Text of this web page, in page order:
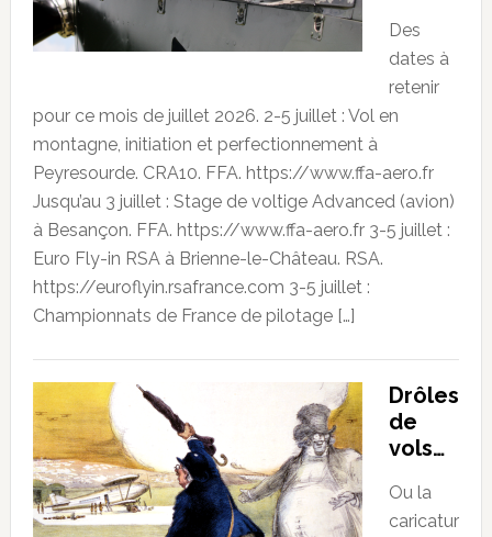
Des
dates à
retenir
pour ce mois de juillet 2026. 2-5 juillet : Vol en
montagne, initiation et perfectionnement à
Peyresourde. CRA10. FFA. https://www.ffa-aero.fr
Jusqu’au 3 juillet : Stage de voltige Advanced (avion)
à Besançon. FFA. https://www.ffa-aero.fr 3-5 juillet :
Euro Fly-in RSA à Brienne-le-Château. RSA.
https://euroflyin.rsafrance.com 3-5 juillet :
Championnats de France de pilotage […]
Drôles
de
vols…
Ou la
caricatur